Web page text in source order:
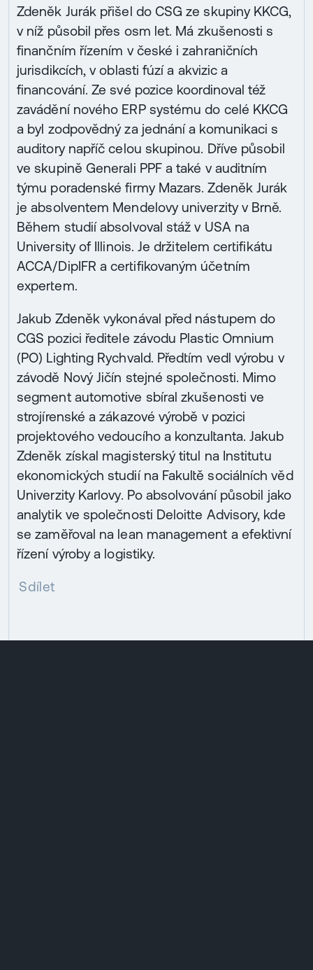
Zdeněk Jurák přišel do CSG ze skupiny KKCG,
v níž působil přes osm let. Má zkušenosti s
finančním řízením v české i zahraničních
jurisdikcích, v oblasti fúzí a akvizic a
financování. Ze své pozice koordinoval též
zavádění nového ERP systému do celé KKCG
a byl zodpovědný za jednání a komunikaci s
auditory napříč celou skupinou. Dříve působil
ve skupině Generali PPF a také v auditním
týmu poradenské firmy Mazars. Zdeněk Jurák
je absolventem Mendelovy univerzity v Brně.
Během studií absolvoval stáž v USA na
University of Illinois. Je držitelem certifikátu
ACCA/DipIFR a certifikovaným účetním
expertem.
Jakub Zdeněk vykonával před nástupem do
CGS pozici ředitele závodu Plastic Omnium
(PO) Lighting Rychvald. Předtím vedl výrobu v
závodě Nový Jičín stejné společnosti. Mimo
segment automotive sbíral zkušenosti ve
strojírenské a zákazové výrobě v pozici
projektového vedoucího a konzultanta. Jakub
Zdeněk získal magisterský titul na Institutu
ekonomických studií na Fakultě sociálních věd
Univerzity Karlovy. Po absolvování působil jako
analytik ve společnosti Deloitte Advisory, kde
se zaměřoval na lean management a efektivní
řízení výroby a logistiky.
Sdílet